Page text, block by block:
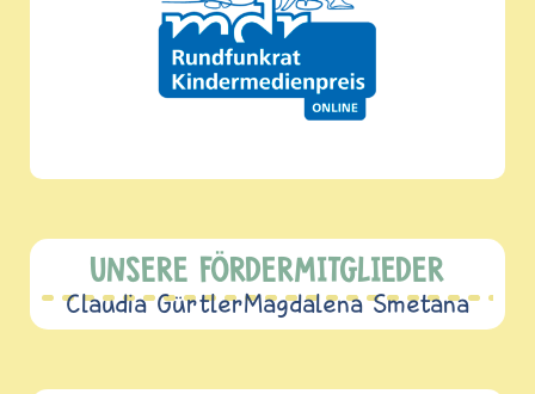
UNSERE FÖRDERMITGLIEDER
Claudia GürtlerMagdalena Smetana